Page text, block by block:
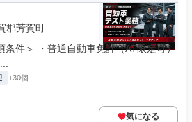
郡芳賀町
条件＞ ・普通自動車免許（AT限定可）
+30個
気になる